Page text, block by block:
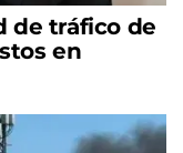
de tráfico de
en